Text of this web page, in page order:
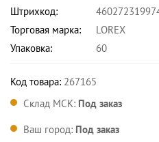
Штрихкод:
Торговая марка:
LOREX
Упаковка:
60
Код товара: 267165
Склад МСК: Под заказ
Ваш город: Под заказ